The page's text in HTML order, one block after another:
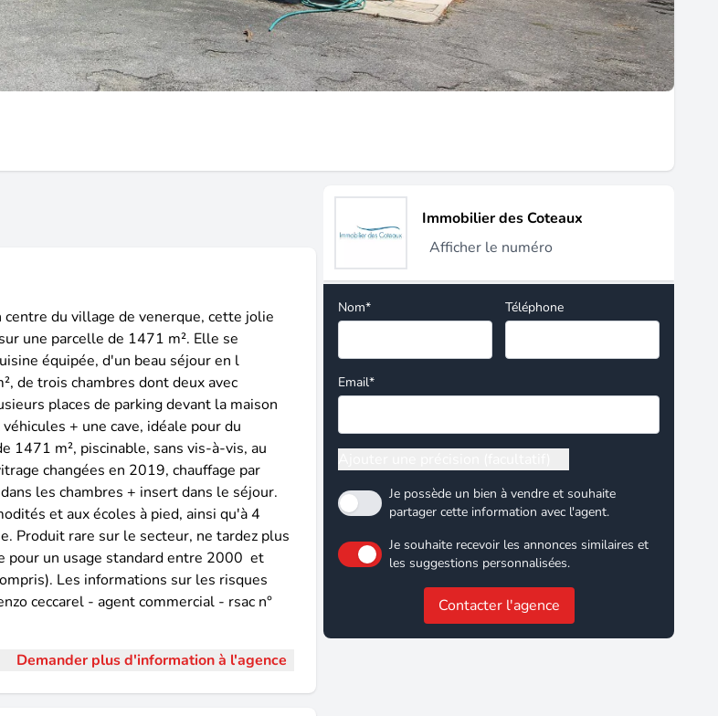
du village de venerque, cette jolie
une parcelle de 1471 m². Elle se
équipée, d'un beau séjour en l
de trois chambres dont deux avec
places de parking devant la maison
+ une cave, idéale pour du
1471 m², piscinable, sans vis-à-vis, au
changées en 2019, chauffage par
les chambres + insert dans le séjour.
et aux écoles à pied, ainsi qu'à 4
Produit rare sur le secteur, ne tardez plus
un usage standard entre 2000  et
Les informations sur les risques
ceccarel - agent commercial - rsac n°
Demander plus d'information à l'agence
Immobilier des Coteaux
Afficher le numéro
Nom* Téléphone
Email*
Je possède un bien à vendre et souhaite
partager cette information avec l'agent.
Je souhaite recevoir les annonces similaires et
les suggestions personnalisées.
Contacter l'agence